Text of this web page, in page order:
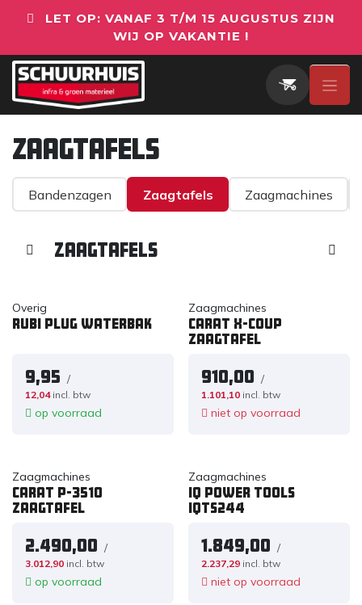
LET OP: VANAF 3 T/M 15 AUGUSTUS ZIJN
WIJ OP VAKANTIE !
Zaagtafels
Bandenzagen Zaagtafels Zaagmachines
Zaagtafels
Overig
RUBI plug waterbak
9,95 /
12,04 incl. btw
op voorraad
Zaagmachines
Carat X-COUP
zaagtafel
910,00 /
1.101,10 incl. btw
niet op voorraad
Zaagmachines
Carat P-3510
zaagtafel
2.490,00 /
3.012,90 incl. btw
op voorraad
Zaagmachines
IQ Power Tools
iQTS244
1.849,00 /
2.237,29 incl. btw
niet op voorraad